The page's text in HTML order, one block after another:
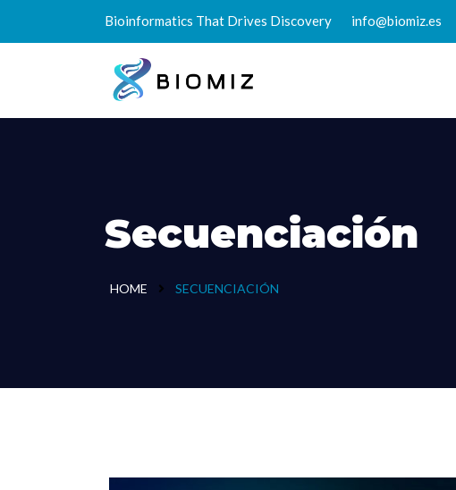
Bioinformatics That Drives Discovery info@biomiz.es
Secuenciación
HOME SECUENCIACIÓN